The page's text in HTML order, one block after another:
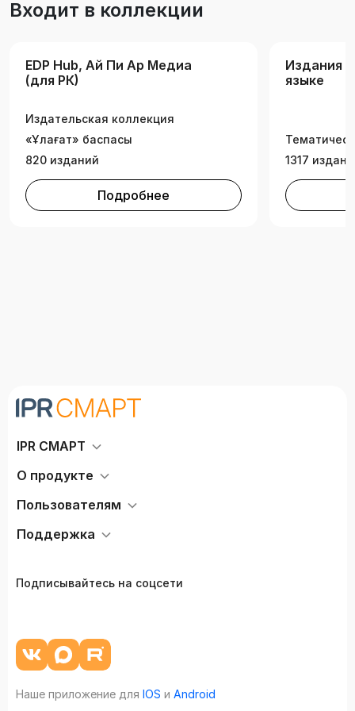
процестерді автоматтандырумен тікелей
арналған. «Автоматты басқару теориясының
негіздері» пәнін оқығанда пайдалы болады.
Входит в коллекции
EDP Hub, Ай Пи Ар Медиа
(для РК)
Издательская коллекция
«Ұлағат» баспасы
820 изданий
Подробнее
Издания
языке
1317
IPR СМАРТ
О продукте
Пользователям
Поддержка
Подписывайтесь на соцсети
Наше приложение для IOS и Android